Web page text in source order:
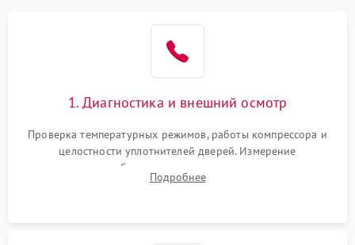
работе
2000 ₽ Подробнее →
1000 ₽
1800 ₽
1. Диагностика и внешний осмотр
Проверка температурных режимов, работы компрессора и
целостности уплотнителей дверей. Измерение
сопротивления обмоток мотора, проверка термостата и
считывание кодов ошибок с электронного дисплея.
Подробнее